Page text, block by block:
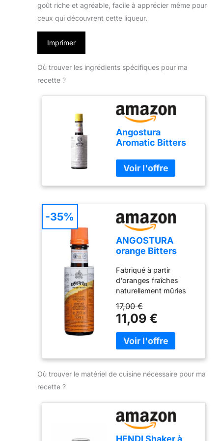
goût riche et agréable, facile à apprécier même pour
ceux qui découvrent cette liqueur.
Imprimer
Où trouver les ingrédients spécifiques pour ma
recette ?
Angostura
Aromatic Bitters
200ml)
ANGOSTURA
orange Bitters
Fabriqué à partir
d'oranges fraîches
naturellement mûries
Caraïbes baigné de
soleil Provenant de
vergers luxuriants de
Trinidad, les oranges
des Bitters orange sont
cueillies à la main et
amers parfaits pour le
cocktail essayez le avec
de la vodka, du gin, du
whisky ou du rhum
17,00 €
11,09 €
-35%
Où trouver le matériel de cuisine nécessaire pour ma
recette ?